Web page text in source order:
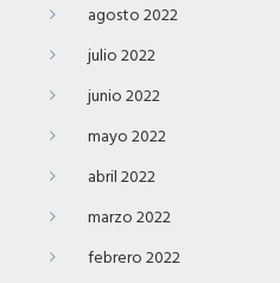
agosto 2022
julio 2022
junio 2022
mayo 2022
abril 2022
marzo 2022
febrero 2022